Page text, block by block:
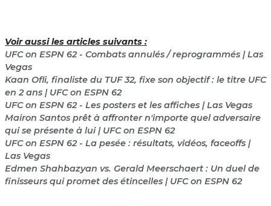
Voir aussi les articles suivants :
UFC on ESPN 62 - Combats annulés / reprogrammés | Las
Vegas
Kaan Ofli, finaliste du TUF 32, fixe son objectif : le titre UFC
en 2 ans | UFC on ESPN 62
UFC on ESPN 62 - Les posters et les affiches | Las Vegas
Mairon Santos prêt à affronter n'importe quel adversaire
qui se présente à lui | UFC on ESPN 62
UFC on ESPN 62 - La pesée : résultats, vidéos, faceoffs |
Las Vegas
Edmen Shahbazyan vs. Gerald Meerschaert : Un duel de
finisseurs qui promet des étincelles | UFC on ESPN 62